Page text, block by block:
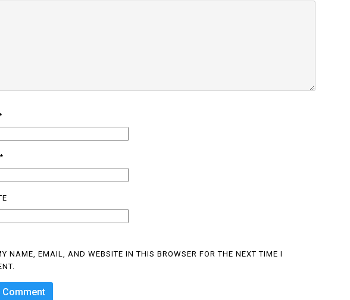
*
NAME, EMAIL, AND WEBSITE IN THIS BROWSER FOR THE NEXT TIME I